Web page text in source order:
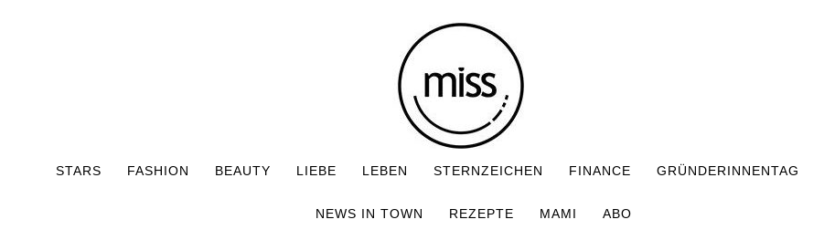
STARS FASHION BEAUTY LIEBE LEBEN STERNZEICHEN FINANCE GRÜNDERINNENTAG
NEWS IN TOWN REZEPTE MAMI ABO